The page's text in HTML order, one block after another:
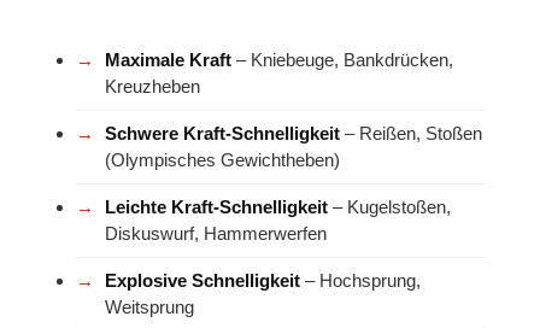
Maximale Kraft– Kniebeuge, Bankdrücken,
Kreuzheben
Schwere Kraft-Schnelligkeit– Reißen, Stoßen
(Olympisches Gewichtheben)
Leichte Kraft-Schnelligkeit– Kugelstoßen,
Diskuswurf, Hammerwerfen
Explosive Schnelligkeit– Hochsprung,
Weitsprung